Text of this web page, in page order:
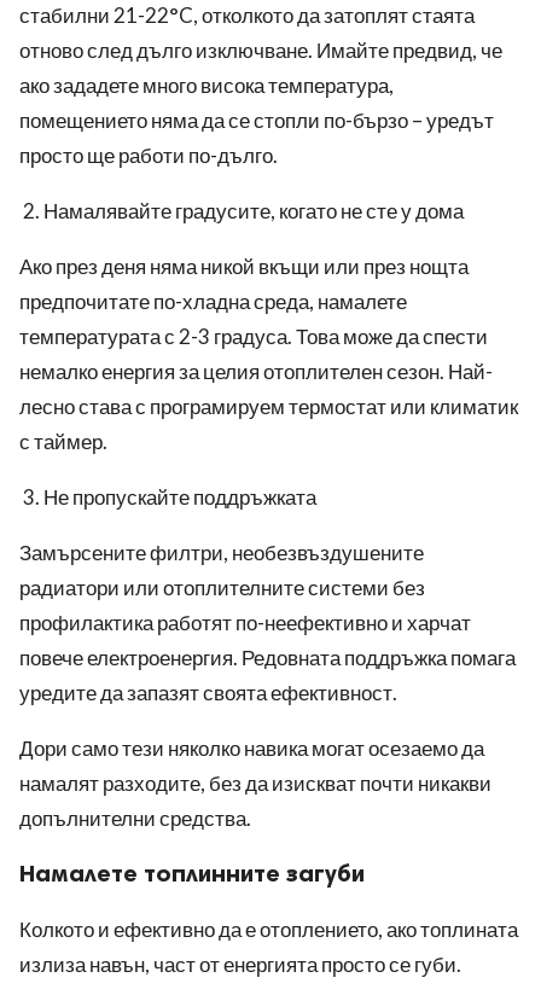
стабилни 21-22°C, отколкото да затоплят стаята
отново след дълго изключване. Имайте предвид, че
ако зададете много висока температура,
помещението няма да се стопли по-бързо – уредът
просто ще работи по-дълго.
Намалявайте градусите, когато не сте у дома
Ако през деня няма никой вкъщи или през нощта
предпочитате по-хладна среда, намалете
температурата с 2-3 градуса. Това може да спести
немалко енергия за целия отоплителен сезон. Най-
лесно става с програмируем термостат или климатик
с таймер.
Не пропускайте поддръжката
Замърсените филтри, необезвъздушените
радиатори или отоплителните системи без
профилактика работят по-неефективно и харчат
повече електроенергия. Редовната поддръжка помага
уредите да запазят своята ефективност.
Дори само тези няколко навика могат осезаемо да
намалят разходите, без да изискват почти никакви
допълнителни средства.
Намалете топлинните загуби
Колкото и ефективно да е отоплението, ако топлината
излиза навън, част от енергията просто се губи.